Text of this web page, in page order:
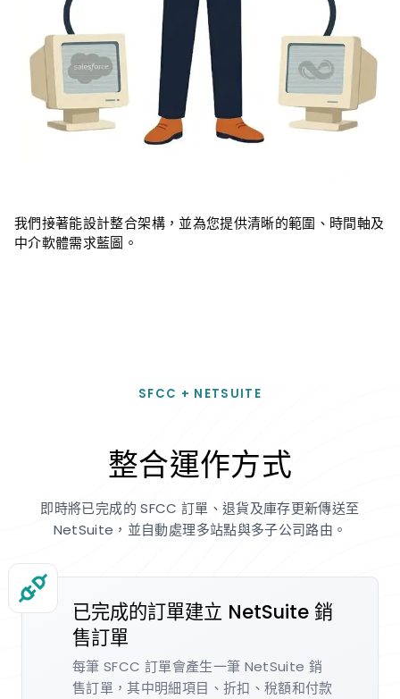
我們接著能設計整合架構，並為您提供清晰的範圍、時間軸及
中介軟體需求藍圖。
SFCC + NETSUITE
整合運作方式
即時將已完成的 SFCC 訂單、退貨及庫存更新傳送至
NetSuite，並自動處理多站點與多子公司路由。
已完成的訂單建立 NetSuite 銷
售訂單
每筆 SFCC 訂單會產生一筆 NetSuite 銷
售訂單，其中明細項目、折扣、稅額和付款